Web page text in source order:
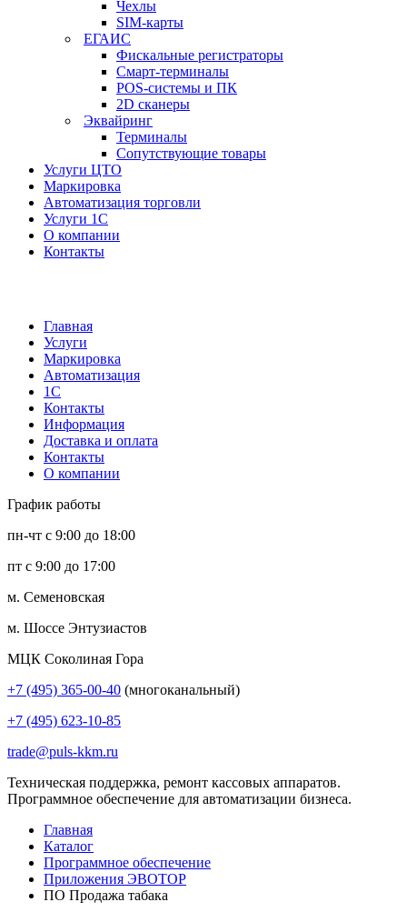
Чехлы
SIM-карты
ЕГАИС
Фискальные регистраторы
Смарт-терминалы
POS-системы и ПК
2D сканеры
Эквайринг
Терминалы
Сопутствующие товары
Услуги ЦТО
Маркировка
Автоматизация торговли
Услуги 1С
О компании
Контакты
Главная
Услуги
Маркировка
Автоматизация
1С
Контакты
Информация
Доставка и оплата
Контакты
О компании
График работы
пн-чт с 9:00 до 18:00
пт с 9:00 до 17:00
м. Семеновская
м. Шоссе Энтузиастов
МЦК Соколиная Гора
+7 (495) 365-00-40 (многоканальный)
+7 (495) 623-10-85
trade@puls-kkm.ru
Техническая поддержка, ремонт кассовых аппаратов.
Программное обеспечение для автоматизации бизнеса.
Главная
Каталог
Программное обеспечение
Приложения ЭВОТОР
ПО Продажа табака